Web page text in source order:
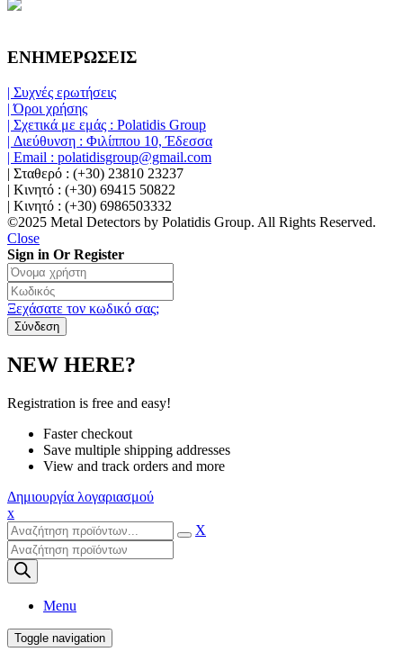
ΕΝΗΜΕΡΩΣΕΙΣ
| Συχνές ερωτήσεις
| Όροι χρήσης
| Σχετικά με εμάς : Polatidis Group
| Διεύθυνση : Φιλίππου 10, Έδεσσα
| Email : polatidisgroup@gmail.com
| Σταθερό : (+30) 23810 23237
| Κινητό : (+30) 69415 50822
| Κινητό : (+30) 6986503332
©2025 Metal Detectors by Polatidis Group. All Rights Reserved.
Close
Sign in Or Register
Ξεχάσατε τον κωδικό σας;
NEW HERE?
Registration is free and easy!
Faster checkout
Save multiple shipping addresses
View and track orders and more
Δημιουργία λογαριασμού
x
X
Products
search
Menu
Toggle navigation